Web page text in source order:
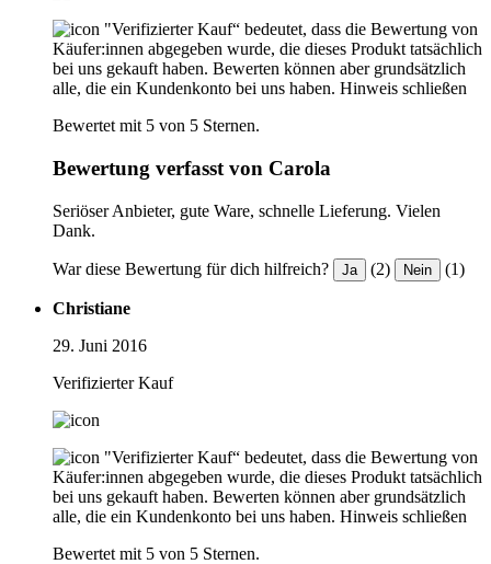
"Verifizierter Kauf“ bedeutet, dass die Bewertung von
Käufer:innen abgegeben wurde, die dieses Produkt tatsächlich
bei uns gekauft haben. Bewerten können aber grundsätzlich
alle, die ein Kundenkonto bei uns haben. Hinweis schließen
Bewertet mit 5 von 5 Sternen.
Bewertung verfasst von Carola
Seriöser Anbieter, gute Ware, schnelle Lieferung. Vielen
Dank.
War diese Bewertung für dich hilfreich? Ja (2) Nein (1)
Christiane
29. Juni 2016
Verifizierter Kauf
"Verifizierter Kauf“ bedeutet, dass die Bewertung von
Käufer:innen abgegeben wurde, die dieses Produkt tatsächlich
bei uns gekauft haben. Bewerten können aber grundsätzlich
alle, die ein Kundenkonto bei uns haben. Hinweis schließen
Bewertet mit 5 von 5 Sternen.